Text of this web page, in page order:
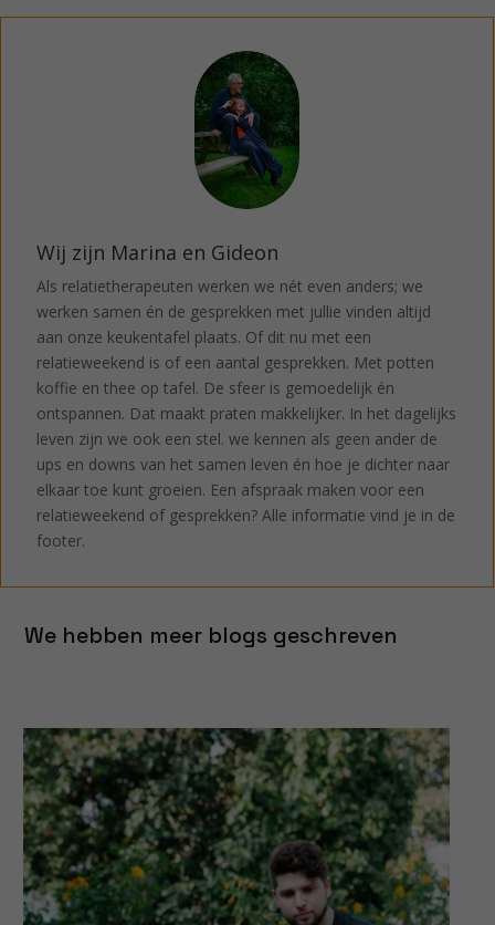
Wij zijn Marina en Gideon
Als relatietherapeuten werken we nét even anders; we
werken samen én de gesprekken met jullie vinden altijd
aan onze keukentafel plaats. Of dit nu met een
relatieweekend is of een aantal gesprekken. Met potten
koffie en thee op tafel. De sfeer is gemoedelijk én
ontspannen. Dat maakt praten makkelijker. In het dagelijks
leven zijn we ook een stel. we kennen als geen ander de
ups en downs van het samen leven én hoe je dichter naar
elkaar toe kunt groeien. Een afspraak maken voor een
relatieweekend of gesprekken? Alle informatie vind je in de
footer.
We hebben meer blogs geschreven